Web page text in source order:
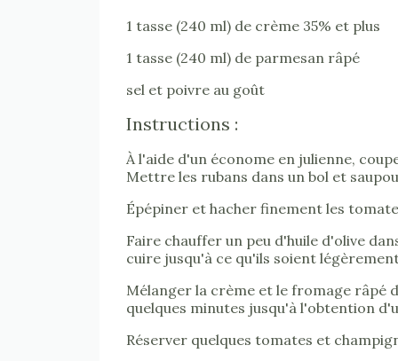
1 tasse (240 ml) de crème 35% et plus
1 tasse (240 ml) de parmesan râpé
sel et poivre au goût
Instructions :
À l'aide d'un économe en julienne,
Mettre les rubans dans un bol et
Épépiner et hacher finement les
Faire chauffer un peu d'huile d'olive
cuire jusqu'à ce qu'ils soient
Mélanger la crème et le fromage râpé
quelques minutes jusqu'à l'obtention
Réserver quelques tomates et